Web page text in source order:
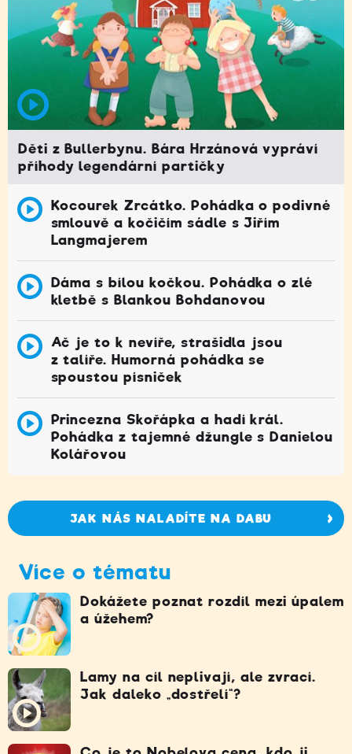
Děti z Bullerbynu. Bára Hrzánová vypráví
příhody legendární partičky
Kocourek Zrcátko. Pohádka o podivné
smlouvě a kočičím sádle s Jiřím
Langmajerem
Dáma s bílou kočkou. Pohádka o zlé
kletbě s Blankou Bohdanovou
Ač je to k nevíře, strašidla jsou
z talíře. Humorná pohádka se
spoustou písniček
Princezna Skořápka a hadí král.
Pohádka z tajemné džungle s Danielou
Kolářovou
JAK NÁS NALADÍTE NA DABU
Více o tématu
Dokážete poznat rozdíl mezi úpalem
a úžehem?
Lamy na cíl neplivají, ale zvrací.
Jak daleko „dostřelí“?